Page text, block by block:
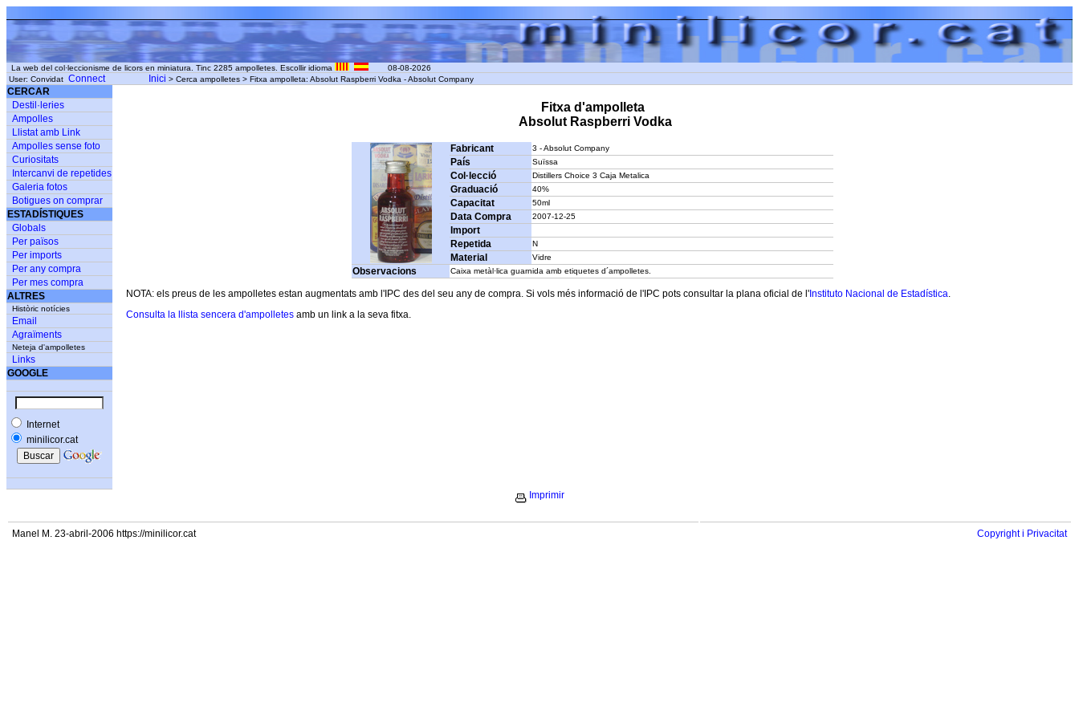
La web del col·leccionisme de licors en miniatura. Tinc 2285 ampolletes. Escollir idioma
08-08-2026
User: Convidat Connect Inici > Cerca ampolletes > Fitxa ampolleta: Absolut Raspberri Vodka - Absolut Company
CERCAR
Destil·leries
Ampolles
Llistat amb Link
Ampolles sense foto
Curiositats
Intercanvi de repetides
Galeria fotos
Botigues on comprar
ESTADÍSTIQUES
Globals
Per països
Per imports
Per any compra
Per mes compra
ALTRES
Històric notícies
Email
Agraïments
Neteja d'ampolletes
Links
GOOGLE
Internet
minilicor.cat
Fitxa d'ampolleta
Absolut Raspberri Vodka
Fabricant 3 - Absolut Company
País Suïssa
Col·lecció Distillers Choice 3 Caja Metalica
Graduació 40%
Capacitat 50ml
Data Compra 2007-12-25
Import
Repetida
N
Material Vidre
Observacions Caixa metàl·lica guarnida amb etiquetes d´ampolletes.
NOTA: els preus de les ampolletes estan augmentats amb l'IPC des del seu any de compra. Si vols més informació de l'IPC pots consultar la plana oficial de l' Instituto Nacional de Estadística.
Consulta la llista sencera d'ampolletes amb un link a la seva fitxa.
Imprimir
Manel M. 23-abril-2006 https://minilicor.cat Copyright i Privacitat